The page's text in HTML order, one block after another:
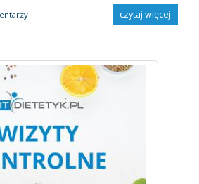
czytaj więcej